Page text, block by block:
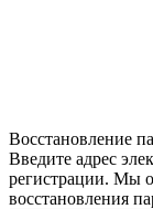
Восстановление
Введите адрес
регистрации. Мы
восстановления